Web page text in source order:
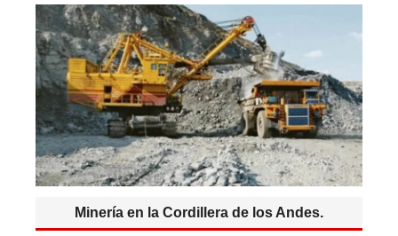
at
s
A
p
p
c
e
b
o
o
k
k
y
g
ra
m
Minería en la Cordillera de los Andes.